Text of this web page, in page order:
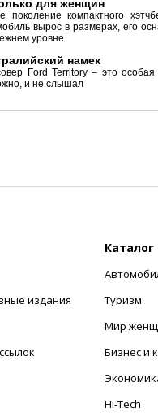
для женщин
поколение компактного
вырос в размерах, его
уровне.
намек
Ford Territory – это
и не слышал
издания
Туризм
Мир
Бизнес и
Hi-Tech